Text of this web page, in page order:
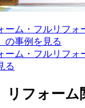
ーム・フルリフォ
の事例を見る
ーム・フルリフォ
る
フォーム